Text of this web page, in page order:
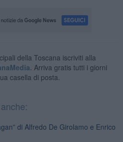
della Toscana iscriviti alla
Arriva gratis tutti i giorni
casella di posta.
di Alfredo De Girolamo e Enrico